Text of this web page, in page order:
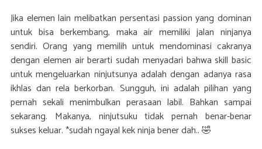
Jika elemen lain melibatkan persentasi passion yang dominan
untuk bisa berkembang, maka air memiliki jalan ninjanya
sendiri. Orang yang memilih untuk mendominasi cakranya
dengan elemen air berarti sudah menyadari bahwa skill basic
untuk mengeluarkan ninjutsunya adalah dengan adanya rasa
ikhlas dan rela berkorban. Sungguh, ini adalah pilihan yang
pernah sekali menimbulkan perasaan labil. Bahkan sampai
sekarang. Makanya, ninjutsuku tidak pernah benar-benar
sukses keluar. *sudah ngayal kek ninja bener dah.. 🤣